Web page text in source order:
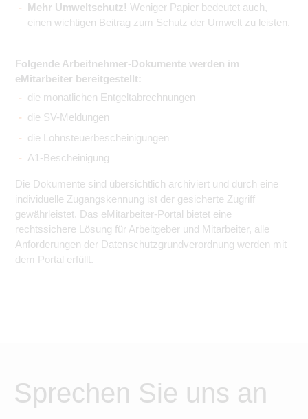
Mehr Umweltschutz! Weniger Papier bedeutet auch,
einen wichtigen Beitrag zum Schutz der Umwelt zu leisten.
Folgende Arbeitnehmer-Dokumente werden im
eMitarbeiter bereitgestellt:
die monatlichen Entgeltabrechnungen
die SV-Meldungen
die Lohnsteuerbescheinigungen
A1-Bescheinigung
Die Dokumente sind übersichtlich archiviert und durch eine
individuelle Zugangskennung ist der gesicherte Zugriff
gewährleistet. Das eMitarbeiter-Portal bietet eine
rechtssichere Lösung für Arbeitgeber und Mitarbeiter, alle
Anforderungen der Datenschutzgrundverordnung werden mit
dem Portal erfüllt.
Sprechen Sie uns an